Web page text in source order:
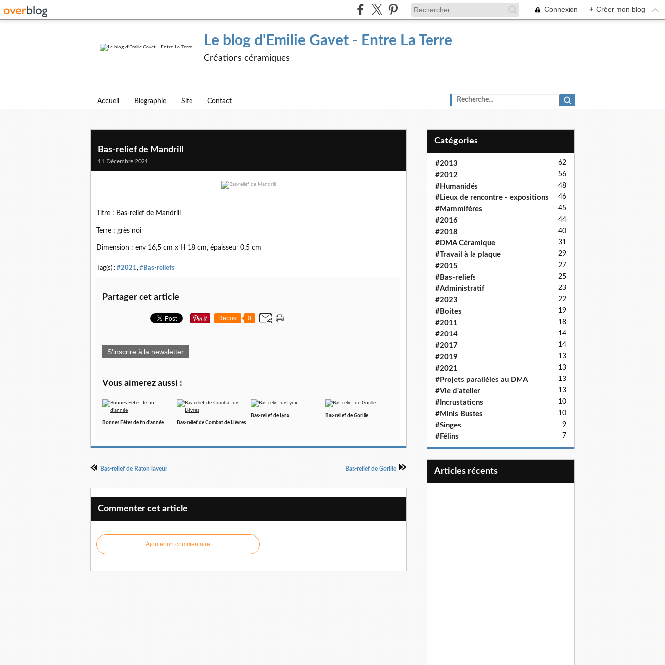
Connexion + Créer mon blog
Le blog d'Emilie Gavet - Entre La Terre
Créations céramiques
Accueil Biographie Site Contact
Bas-relief de Mandrill
11 Décembre 2021
Titre : Bas-relief de Mandrill
Terre : grès noir
Dimension : env 16,5 cm x H 18 cm, épaisseur 0,5 cm
Tag(s) : #2021, #Bas-reliefs
Partager cet article
Repost 0
S'inscrire à la newsletter
Vous aimerez aussi :
Bonnes Fêtes de fin d'année Bas-relief de Combat de Lièvres
Bas-relief de Lynx Bas-relief de Gorille
Bas-relief de Raton laveur Bas-relief de Gorille
Commenter cet article
Ajouter un commentaire
Catégories
#2013 62
#2012 56
#Humanidés 48
#Lieux de rencontre - expositions 46
#Mammifères 45
#2016 44
#2018 40
#DMA Céramique 31
#Travail à la plaque 29
#2015 27
#Bas-reliefs 25
#Administratif 23
#2023 22
#Boites 19
#2011 18
#2014 14
#2017 14
#2019 13
#2021 13
#Projets parallèles au DMA 13
#Vie d'atelier 13
#Incrustations 10
#Minis Bustes 10
#Singes 9
#Félins 7
articles récents